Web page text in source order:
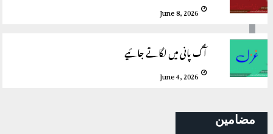
June 8, 2026
آگ پانی میں لگاتے جائیے
June 4, 2026
مضامین